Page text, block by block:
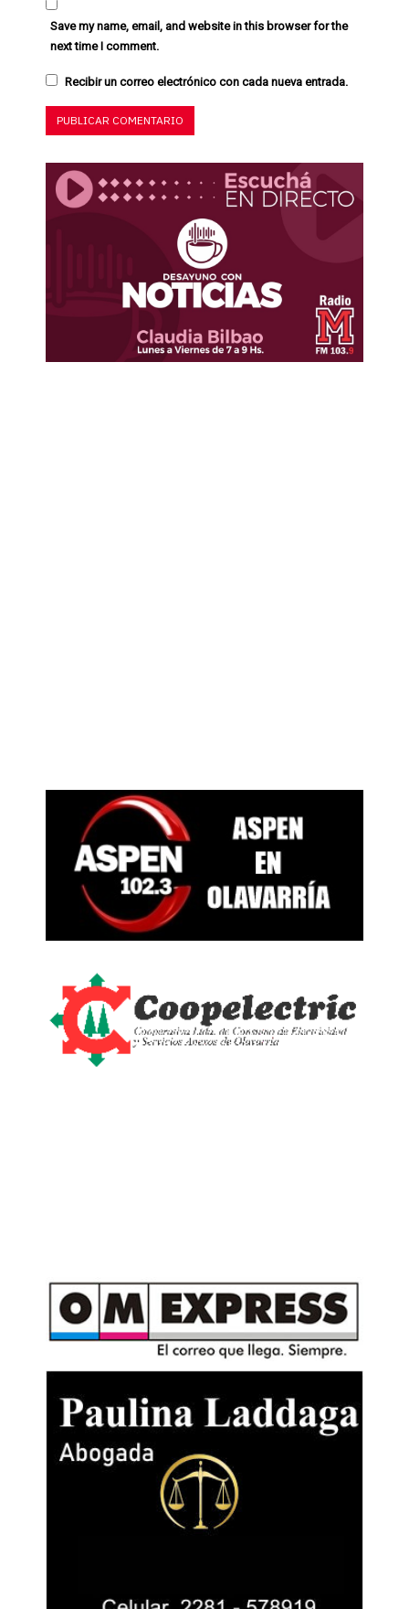
Save my name, email, and website in this browser for the
next time I comment.
Recibir un correo electrónico con cada nueva entrada.